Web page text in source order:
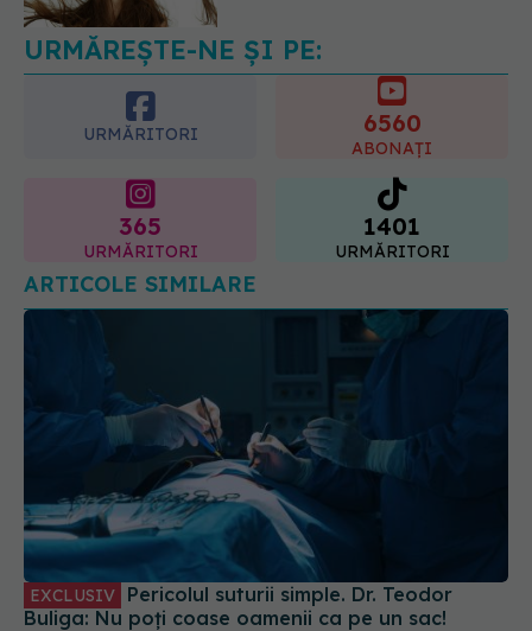
URMĂREȘTE-NE ȘI PE:
URMĂRITORI 6560
ABONAȚI
365
URMĂRITORI
1401
URMĂRITORI
ARTICOLE SIMILARE
EXCLUSIV
Buliga: Nu poți coase oamenii ca pe un sac!